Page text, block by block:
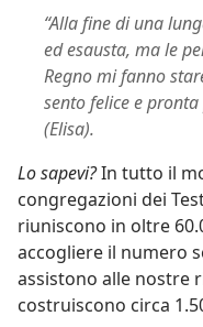
“Alla fine di una
ed esausta, ma le
Regno mi fanno
sento felice e
(Elisa).
Lo sapevi?In tutto il
congregazioni dei
riuniscono in oltre
accogliere il numero
assistono alle nostre
costruiscono circa